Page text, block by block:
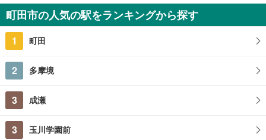
980万円
4DK
町田市の人気の駅をランキングから探す
1 町田
2 多摩境
3 成瀬
3 玉川学園前